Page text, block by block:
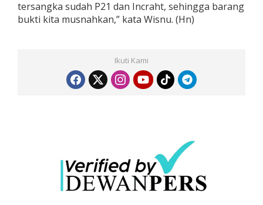
tersangka sudah P21 dan Incraht, sehingga barang
bukti kita musnahkan,” kata Wisnu. (Hn)
Ikuti Kami